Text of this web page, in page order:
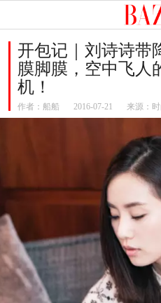
开包记｜刘诗诗带
膜脚膜，空中飞人
机！
作者： 船船 2016-07-21 来源：